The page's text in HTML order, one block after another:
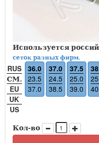
Используется
сеток разных фирм.
RUS
СМ.
EU
UK
US
36.0
23.5
37.0
37.0
24.5
38.5
37.5
25.0
39.0
Кол-во